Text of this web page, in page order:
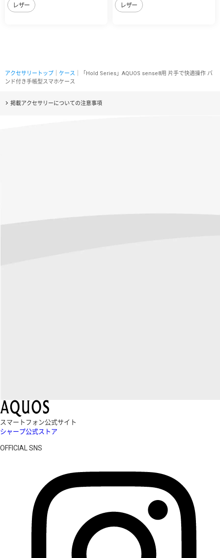
レザー レザー
アクセサリートップ ケース ｜「Hold Series」AQUOS sense8用 片手で快適操作 バ
ンド付き手帳型スマホケース
掲載アクセサリーについての注意事項
スマートフォン公式サイト
シャープ公式ストア
OFFICIAL SNS